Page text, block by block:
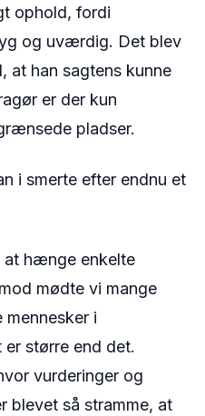
ophold, fordi
og uværdig. Det blev
at han sagtens kunne
er der kun
pladser.
i smerte efter endnu et
at hænge enkelte
mødte vi mange
i
er større end det.
vurderinger og
blevet så stramme, at